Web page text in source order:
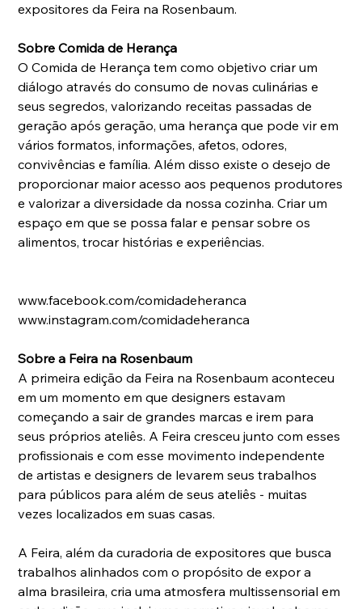
expositores da Feira na Rosenbaum.
Sobre Comida de Herança
O Comida de Herança tem como objetivo criar um
diálogo através do consumo de novas culinárias e
seus segredos, valorizando receitas passadas de
geração após geração, uma herança que pode vir em
vários formatos, informações, afetos, odores,
convivências e família. Além disso existe o desejo de
proporcionar maior acesso aos pequenos produtores
e valorizar a diversidade da nossa cozinha. Criar um
espaço em que se possa falar e pensar sobre os
alimentos, trocar histórias e experiências.
www.facebook.com/comidadeheranca
www.instagram.com/comidadeheranca
Sobre a Feira na Rosenbaum
A primeira edição da Feira na Rosenbaum aconteceu
em um momento em que designers estavam
começando a sair de grandes marcas e irem para
seus próprios ateliês. A Feira cresceu junto com esses
profissionais e com esse movimento independente
de artistas e designers de levarem seus trabalhos
para públicos para além de seus ateliês - muitas
vezes localizados em suas casas.
A Feira, além da curadoria de expositores que busca
trabalhos alinhados com o propósito de expor a
alma brasileira, cria uma atmosfera multissensorial em